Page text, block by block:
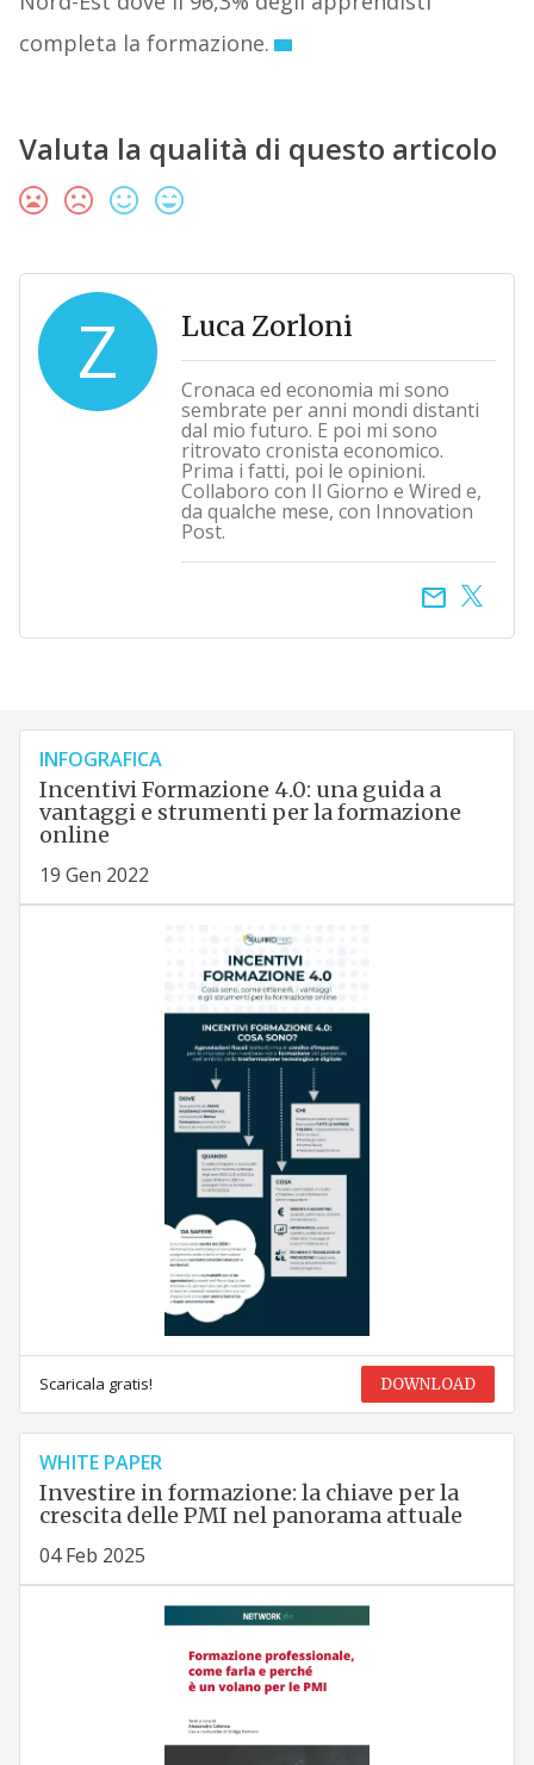
completa la formazione.
Valuta la qualità di questo articolo
Z Luca Zorloni
Cronaca ed economia mi sono
sembrate per anni mondi distanti
dal mio futuro. E poi mi sono
ritrovato cronista economico.
Prima i fatti, poi le opinioni.
Collaboro con Il Giorno e Wired e,
da qualche mese, con Innovation
Post.
email
INFOGRAFICA
Incentivi Formazione 4.0: una guida a
vantaggi e strumenti per la formazione
online
19 Gen 2022
Scaricala gratis! DOWNLOAD
WHITE PAPER
Investire in formazione: la chiave per la
crescita delle PMI nel panorama attuale
04 Feb 2025